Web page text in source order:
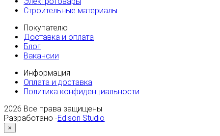
Строительные материалы
Покупателю
Доставка и оплата
Блог
Вакансии
Информация
Оплата и доставка
Политика конфиденциальности
2026 Все права защищены
Разработано -Edison Studio
×